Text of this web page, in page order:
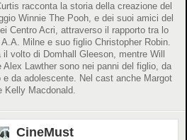
racconta la storia della creazione del
Winnie The Pooh, e dei suoi amici del
Centro Acri, attraverso il rapporto tra lo
Milne e suo figlio Christopher Robin.
il volto di Domhall Gleeson, mentre Will
Alex Lawther sono nei panni del figlio, da
e da adolescente. Nel cast anche Margot
Kelly Macdonald.
CineMust